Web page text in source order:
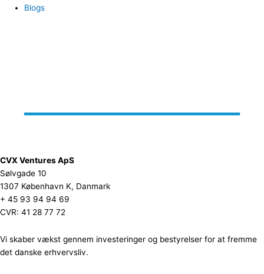
Blogs
CVX Ventures ApS
Sølvgade 10
1307 København K, Danmark
+ 45 93 94 94 69
CVR: 41 28 77 72
Vi skaber vækst gennem investeringer og bestyrelser for at fremme
det danske erhvervsliv.